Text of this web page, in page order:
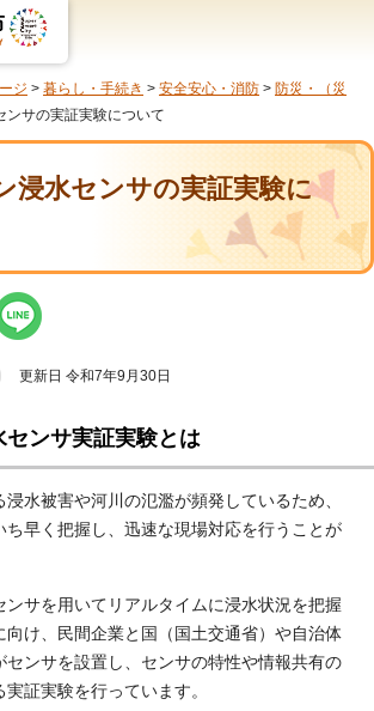
ジ > 暮らし・手続き > 安全安心・消防 > 防災・（災
ンサの実証実験について
浸水センサの実証実験に
更新日 令和7年9月30日
センサ実証実験とは
水被害や河川の氾濫が頻発しているため、
ち早く把握し、迅速な現場対応を行うことが
サを用いてリアルタイムに浸水状況を把握
向け、民間企業と国（国土交通省）や自治体
センサを設置し、センサの特性や情報共有の
証実験を行っています。